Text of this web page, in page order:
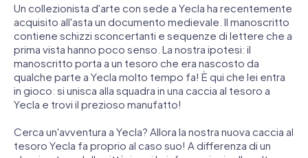
Un collezionista d'arte con sede a Yecla ha recentemente
acquisito all'asta un documento medievale. Il manoscritto
contiene schizzi sconcertanti e sequenze di lettere che a
prima vista hanno poco senso. La nostra ipotesi: il
manoscritto porta a un tesoro che era nascosto da
qualche parte a Yecla molto tempo fa! È qui che lei entra
in gioco: si unisca alla squadra in una caccia al tesoro a
Yecla e trovi il prezioso manufatto!
Cerca un'avventura a Yecla? Allora la nostra nuova caccia al
tesoro Yecla fa proprio al caso suo! A differenza di un